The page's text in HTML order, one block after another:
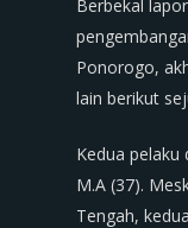
Berbekal
Ponorogo,
lain berikut
Kedua pelaku
M.A (37).
Tengah,